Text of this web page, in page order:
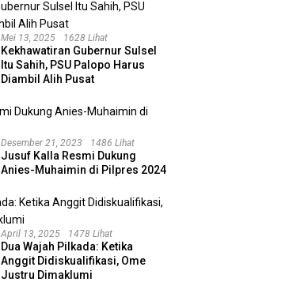
Mei 13, 2025 1628 Lihat
Kekhawatiran Gubernur Sulsel
Itu Sahih, PSU Palopo Harus
Diambil Alih Pusat
Desember 21, 2023 1486 Lihat
Jusuf Kalla Resmi Dukung
Anies-Muhaimin di Pilpres 2024
April 13, 2025 1478 Lihat
Dua Wajah Pilkada: Ketika
Anggit Didiskualifikasi, Ome
Justru Dimaklumi